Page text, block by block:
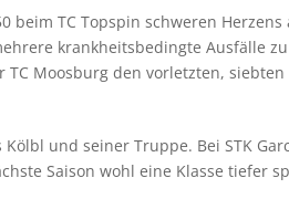
beim TC Topspin schweren
krankheitsbedingte Ausfälle
Moosburg den vorletzten,
und seiner Truppe. Bei STK
Saison wohl eine Klasse tiefer